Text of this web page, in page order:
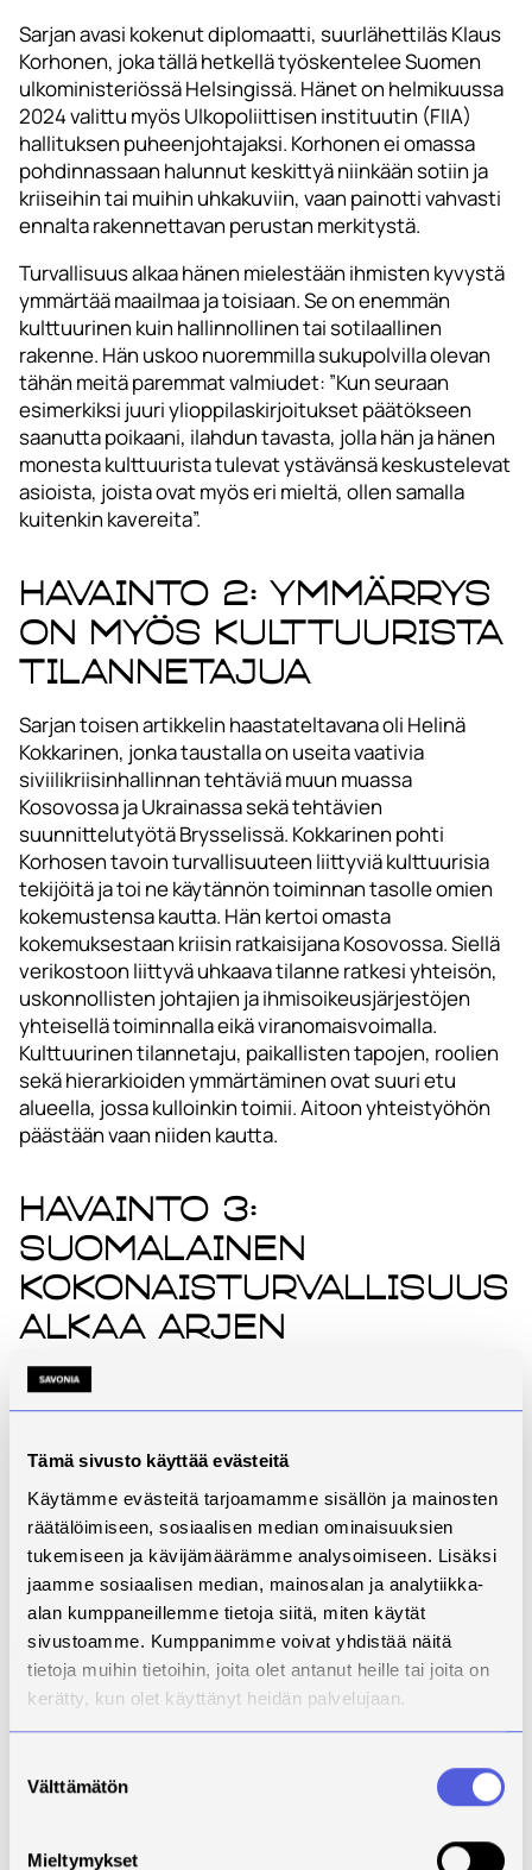
Tämä sivusto käyttää evästeitä
Käytämme evästeitä tarjoamamme sisällön ja mainosten
räätälöimiseen, sosiaalisen median ominaisuuksien
tukemiseen ja kävijämäärämme analysoimiseen. Lisäksi
jaamme sosiaalisen median, mainosalan ja analytiikka-
alan kumppaneillemme tietoja siitä, miten käytät
sivustoamme. Kumppanimme voivat yhdistää näitä
tietoja muihin tietoihin, joita olet antanut heille tai joita on
kerätty, kun olet käyttänyt heidän palvelujaan.
valinta
Välttämätön
Mieltymykset
Sarjan avasi kokenut diplomaatti, suurlähettiläs Klaus
Korhonen, joka tällä hetkellä työskentelee Suomen
ulkoministeriössä Helsingissä. Hänet on helmikuussa
2024 valittu myös Ulkopoliittisen instituutin (FIIA)
hallituksen puheenjohtajaksi. Korhonen ei omassa
pohdinnassaan halunnut keskittyä niinkään sotiin ja
kriiseihin tai muihin uhkakuviin, vaan painotti vahvasti
ennalta rakennettavan perustan merkitystä.
Turvallisuus alkaa hänen mielestään ihmisten kyvystä
ymmärtää maailmaa ja toisiaan. Se on enemmän
kulttuurinen kuin hallinnollinen tai sotilaallinen
rakenne. Hän uskoo nuoremmilla sukupolvilla olevan
tähän meitä paremmat valmiudet: ”Kun seuraan
esimerkiksi juuri ylioppilaskirjoitukset päätökseen
saanutta poikaani, ilahdun tavasta, jolla hän ja hänen
monesta kulttuurista tulevat ystävänsä keskustelevat
asioista, joista ovat myös eri mieltä, ollen samalla
kuitenkin kavereita”.
Havainto 2: Ymmärrys
on myös kulttuurista
tilannetajua
Sarjan toisen artikkelin haastateltavana oli Helinä
Kokkarinen, jonka taustalla on useita vaativia
siviilikriisinhallinnan tehtäviä muun muassa
Kosovossa ja Ukrainassa sekä tehtävien
suunnittelutyötä Brysselissä. Kokkarinen pohti
Korhosen tavoin turvallisuuteen liittyviä kulttuurisia
tekijöitä ja toi ne käytännön toiminnan tasolle omien
kokemustensa kautta. Hän kertoi omasta
kokemuksestaan kriisin ratkaisijana Kosovossa. Siellä
verikostoon liittyvä uhkaava tilanne ratkesi yhteisön,
uskonnollisten johtajien ja ihmisoikeusjärjestöjen
yhteisellä toiminnalla eikä viranomaisvoimalla.
Kulttuurinen tilannetaju, paikallisten tapojen, roolien
sekä hierarkioiden ymmärtäminen ovat suuri etu
alueella, jossa kulloinkin toimii. Aitoon yhteistyöhön
päästään vaan niiden kautta.
Havainto 3:
Suomalainen
kokonaisturvallisuus
alkaa arjen
hyvinvoinnista
Eduskunnan varapuhemies Paula Risikolta pyysimme
kokonaisturvallisuudessa, onhan Risikon oma tausta
juuri siellä. Hän on toiminut monissa eri rooleissa,
joihin turvallisuus kytkeytyy. Sairaanhoitajana se
merkitsi hänelle potilasturvallisuuden varmistamista,
opettajana turvallisen oppimisympäristön
rakentamista, johtajana ja esimiehenä turvallisen
työyhteisön luomista sekä kansanedustajana ja
ministerinä koko Suomen turvallisuuden
vahvistamista.
Risikko näki kokonaisturvallisuuden ihmisen jatkuvana
yhteiskunta toimii ja apua on saatavilla silloin, kun sitä
jota yhteiskunta joko vahvistaa tai heikentää. Ilman